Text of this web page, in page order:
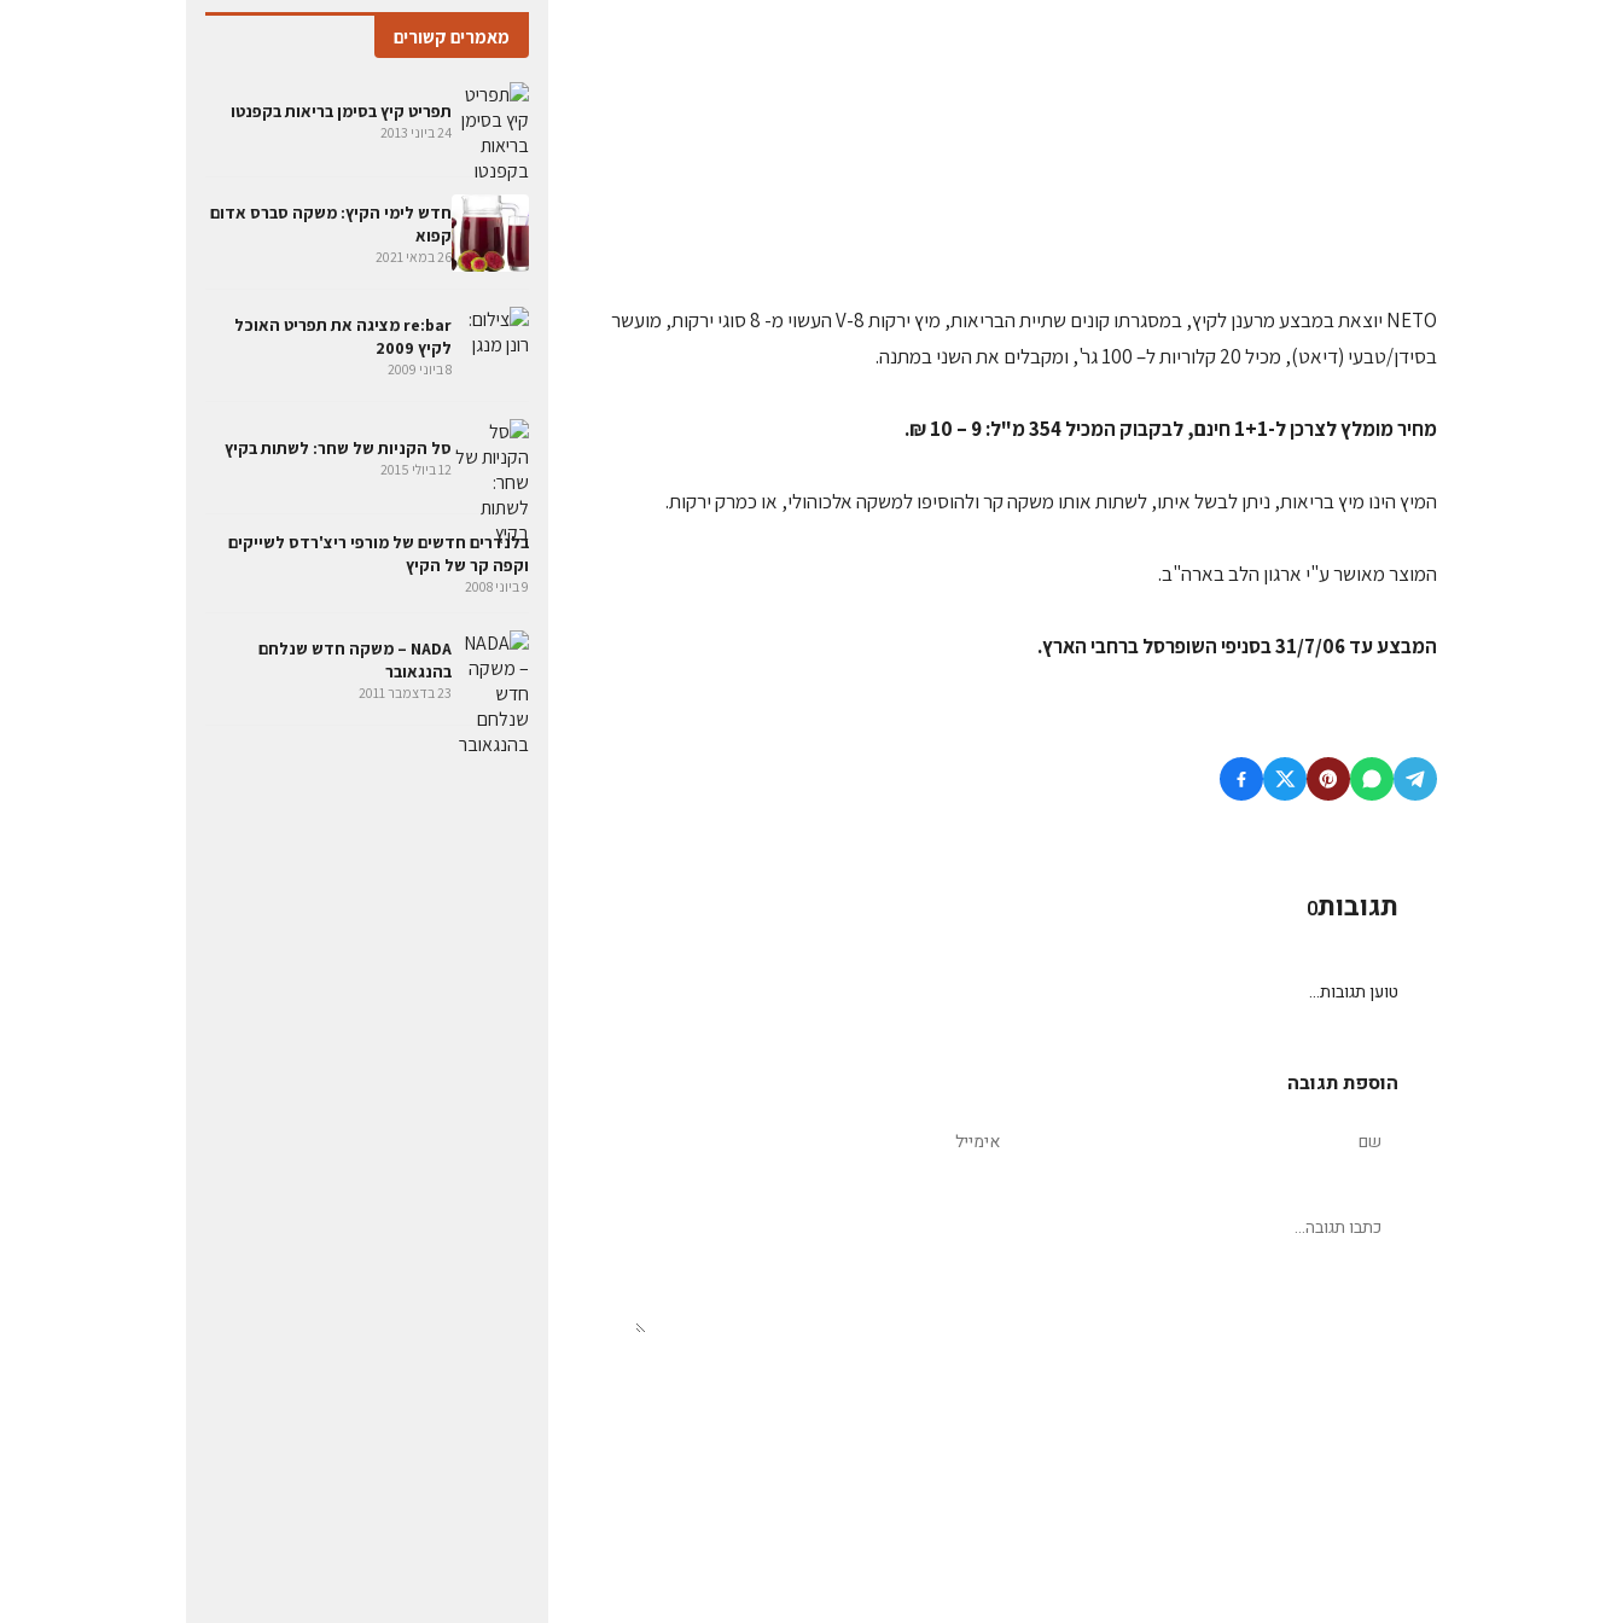
NETO יוצאת במבצע מרענן לקיץ, במסגרתו קונים שתיית הבריאות, מיץ ירקות V-8 העשוי מ- 8 סוגי ירקות, מועשר
בסידן/טבעי (דיאט), מכיל 20 קלוריות ל– 100 גר', ומקבלים את השני במתנה.
מחיר מומלץ לצרכן ל-1+1 חינם, לבקבוק המכיל 354 מ"ל: 9 – 10 ₪.
המיץ הינו מיץ בריאות, ניתן לבשל איתו, לשתות אותו משקה קר ולהוסיפו למשקה אלכוהולי, או כמרק ירקות.
המוצר מאושר ע"י ארגון הלב בארה"ב.
המבצע עד 31/7/06 בסניפי השופרסל ברחבי הארץ.
תגובות0
טוען תגובות...
הוספת תגובה
מאמרים קשורים
תפריט קיץ בסימן בריאות בקפנטו
24 ביוני 2013
חדש לימי הקיץ: משקה סברס אדום
קפוא
26 במאי 2021
re:bar מציגה את תפריט האוכל
לקיץ 2009
8 ביוני 2009
סל הקניות של שחר: לשתות בקיץ
12 ביולי 2015
בלנדרים חדשים של מורפי ריצ'רדס לשייקים
וקפה קר של הקיץ
9 ביוני 2008
NADA – משקה חדש שנלחם
בהנגאובר
23 בדצמבר 2011